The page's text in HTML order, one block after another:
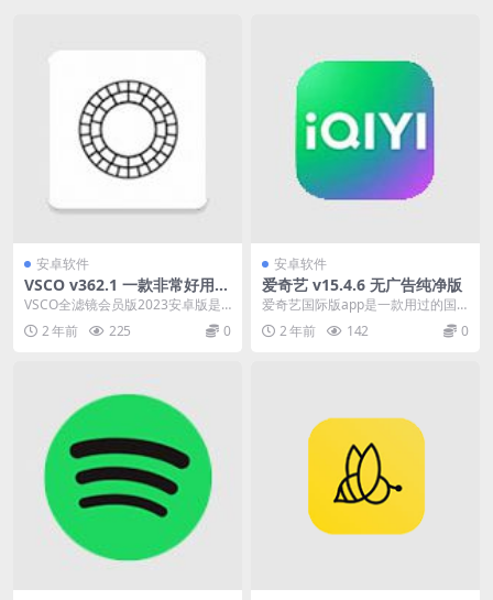
安卓软件
VSCO v362.1 一款非常好用的
编辑剪辑工具
VSCO全滤镜会员版2023安卓版是
一款非常好用的编辑剪辑工具，用
户在应用中可以...
2 年前 225 0
安卓软件
爱奇艺 v15.4.6 无广告纯净版
爱奇艺国际版app是一款用过的国
际版的爱奇艺软件好像都没有广
告，爱奇艺专门为国际...
2 年前 142 0